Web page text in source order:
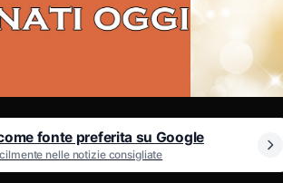
fonte preferita su Google
nelle notizie consigliate